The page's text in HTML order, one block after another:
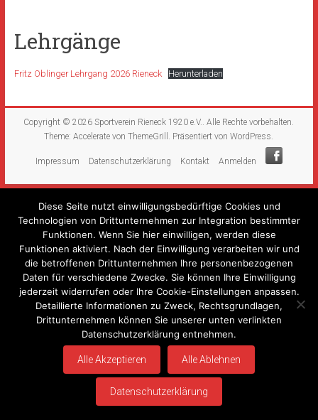
Lehrgänge
Fritz Oblinger Lehrgang 2026 Rieneck Herunterladen
Copyright © 2026Sportverein Rieneck 1920 e.V.. Alle Rechte vorbehalten.
Theme:Accelerate von ThemeGrill. Präsentiert vonWordPress.
Impressum Datenschutzerklärung Kontakt Anmelden
Diese Seite nutzt einwilligungsbedürftige Cookies und
Technologien von Drittunternehmen zur Integration bestimmter
Funktionen. Wenn Sie hier einwilligen, werden diese
Funktionen aktiviert. Nach der Einwilligung verarbeiten wir und
die betroffenen Drittunternehmen Ihre personenbezogenen
Daten für verschiedene Zwecke. Sie können Ihre Einwilligung
jederzeit widerrufen oder Ihre Cookie-Einstellungen anpassen.
Detaillierte Informationen zu Zweck, Rechtsgrundlagen,
Drittunternehmen können Sie unserer unten verlinkten
Datenschutzerklärung entnehmen.
Alle Akzeptieren Alle Ablehnen
Datenschutzerklärung